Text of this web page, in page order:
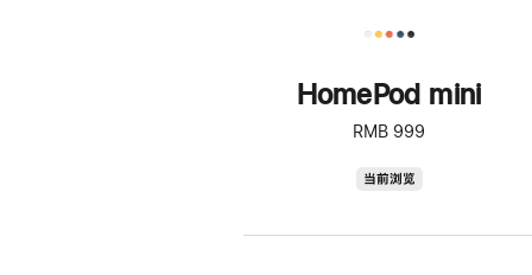
HomePod mini
RMB 999
当前浏览